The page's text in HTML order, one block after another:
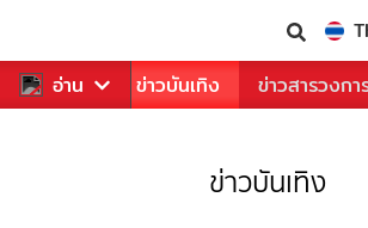
อ่าน
ฬา ข่าว ข่าวบันเทิง ข่าวสารวงกา
ข่าวบันเทิง